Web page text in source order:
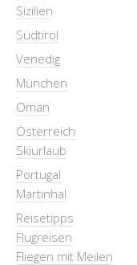
Sizilien
Südtirol
Venedig
München
Oman
Österreich
Skiurlaub
Portugal
Martinhal
Reisetipps
Flugreisen
Fliegen mit Meilen